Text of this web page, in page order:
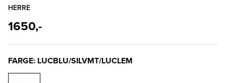
HERRE
1650,-
FARGE: LUCBLU/SILVMT/LUCLEM